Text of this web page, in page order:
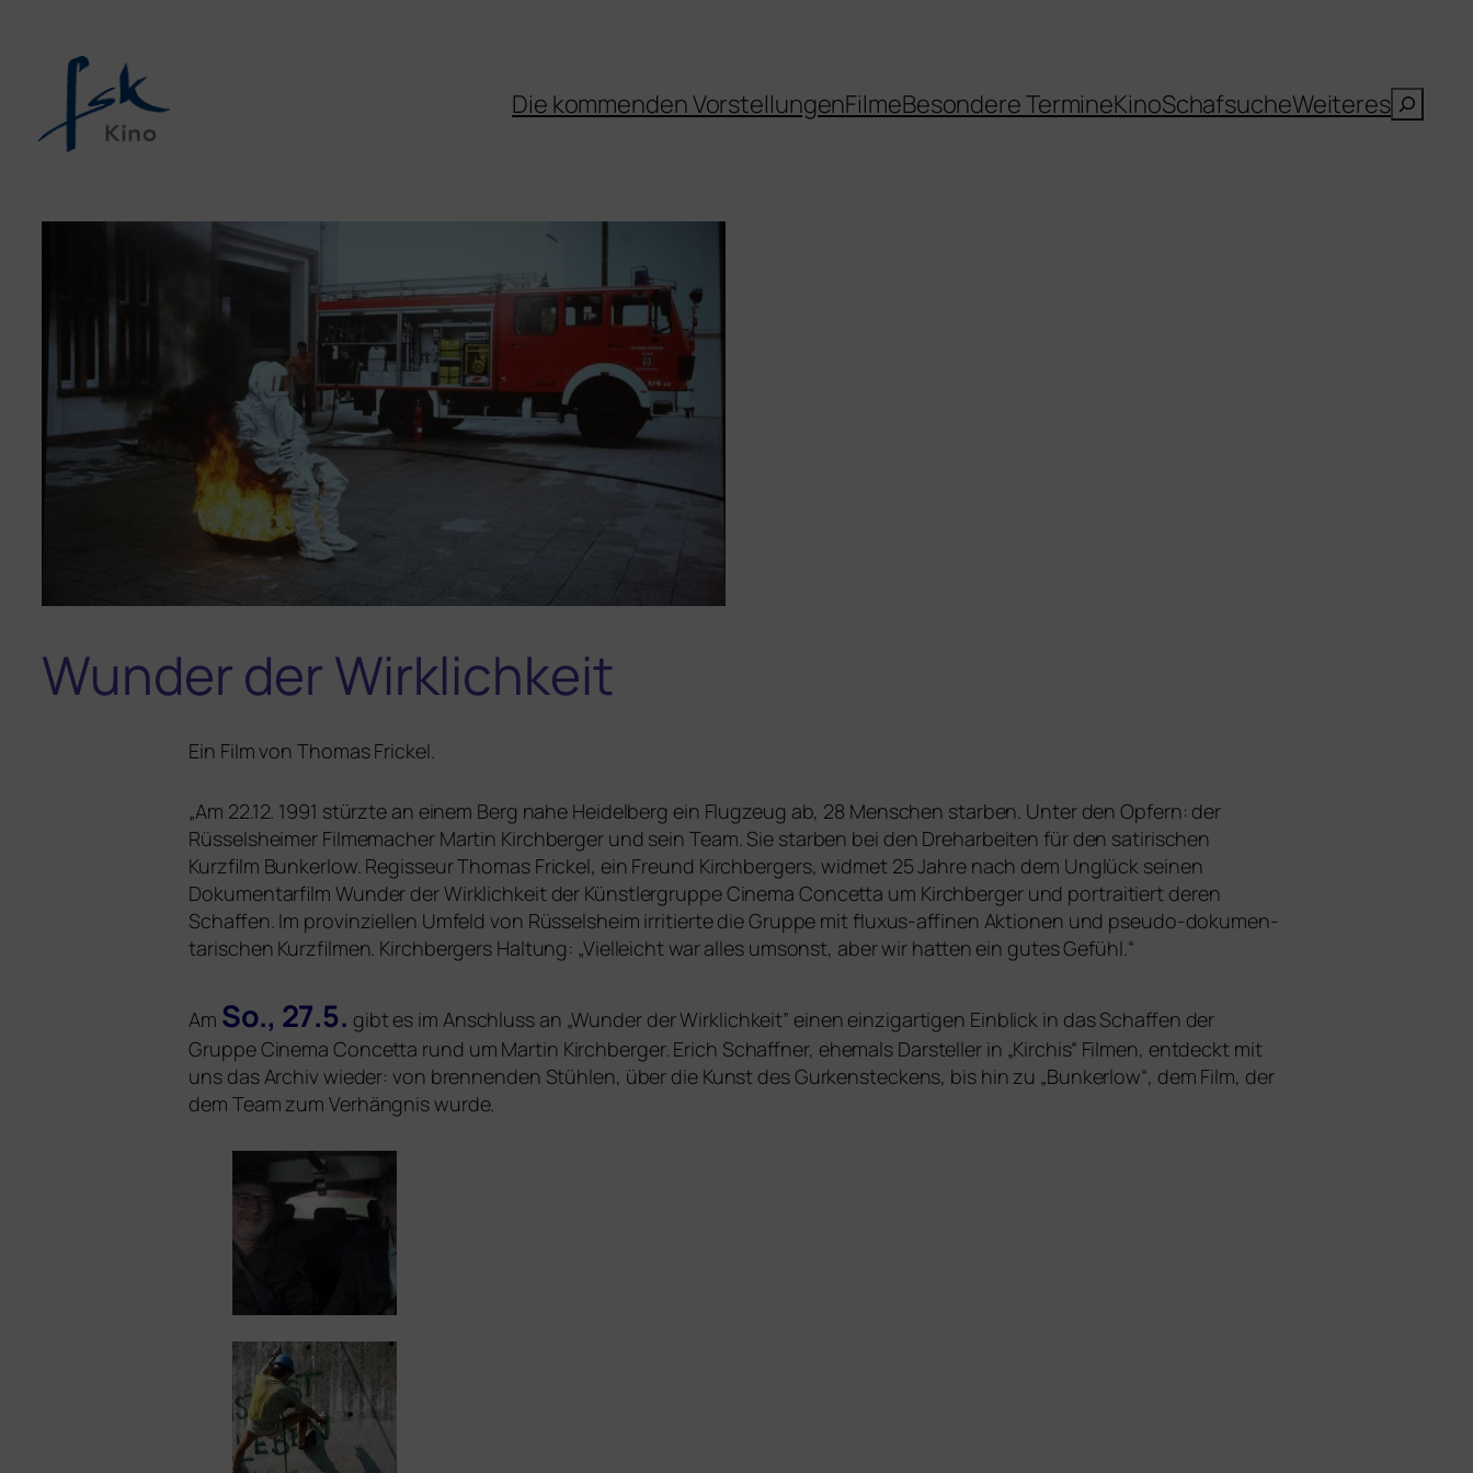
Die kommenden VorstellungenFilmeBesondere TermineKinoSchafsucheWeiteresSuchen
Wunder der Wirklichkeit
Ein Film vonThomas Frickel.
„Am 22.12. 1991 stürz­te an einem Berg nahe Heidelberg ein Flugzeug ab, 28 Menschen star­ben. Unter den Opfern: der
Rüsselsheimer Filmemacher Martin Kirchberger und sein Team. Sie star­ben bei den Dreharbeiten für den sati­ri­schen
Kurzfilm Bunkerlow. Regisseur Thomas Frickel, ein Freund Kirchbergers, wid­met 25 Jahre nach dem Unglück sei­nen
Dokumentarfilm Wunder der Wirklichkeit der Künstlergruppe Cinema Concetta um Kirchberger und por­trai­tiert deren
Schaffen. Im pro­vin­zi­el­len Umfeld von Rüsselsheim irri­tier­te die Gruppe mit flu­xus-affi­nen Aktionen und pseu­do-doku­men­
ta­ri­schen Kurzfilmen. Kirchbergers Haltung: „Vielleicht war alles umsonst, aber wir hat­ten ein gutes Gefühl.“
Am So., 27.5. gibt es im Anschluss an „Wunder der Wirklichkeit” einen ein­zig­ar­ti­gen Einblick in das Schaffen der
Gruppe Cinema Concetta rund um Martin Kirchberger. Erich Schaffner, ehe­mals Darsteller in „Kirchis“ Filmen, ent­deckt mit
uns das Archiv wie­der: von bren­nen­den Stühlen, über die Kunst des Gurkensteckens, bis hin zu „Bunkerlow“, dem Film, der
dem Team zum Verhängnis wurde.